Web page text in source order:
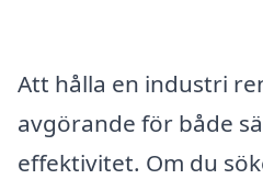
Att hålla en industri
avgörande för både
effektivitet. Om du